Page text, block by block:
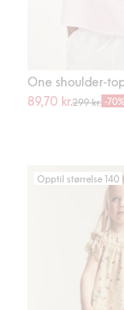
One shoulder-
89,70 kr.299 kr. -70%
Opptil størrelse 140